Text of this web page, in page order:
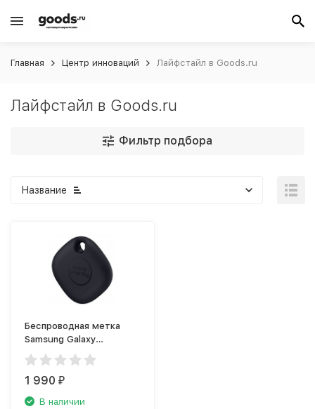
Главная Центр инноваций Лайфстайл в Goods.ru
Лайфстайл в Goods.ru
Фильтр подбора
Название
Беспроводная метка
Samsung Galaxy
SmartTag, чёрная
1 990₽
В наличии